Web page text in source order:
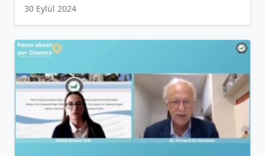
30 Eylül 2024